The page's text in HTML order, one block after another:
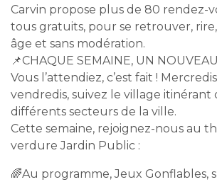
Carvin propose plus de 80 rendez-
tous gratuits, pour se retrouver,
âge et sans modération.
📌CHAQUE SEMAINE, UN
Vous l’attendiez, c’est fait !
vendredis, suivez le village itinérant
différents secteurs de la ville.
Cette semaine, rejoignez-nous au
verdure Jardin Public :
🌈Au programme, Jeux Gonflables,